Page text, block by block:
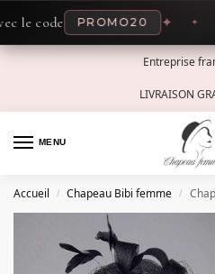
code PROMO20 ✦
Entreprise
LIVRAISON
MENU
Accueil / Chapeau Bibi femme /